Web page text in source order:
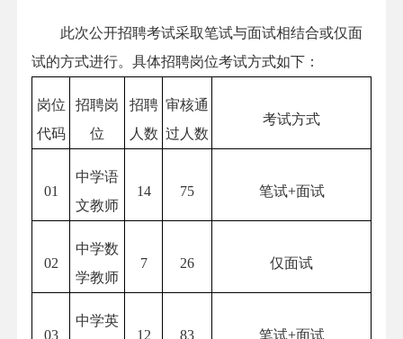
此次公开招聘考试采取笔试与面试相结合或仅面
试的方式进行。具体招聘岗位考试方式如下：
岗位
代码
招聘岗
位
招聘
人数
审核通
过人数
考试方式
01
中学语
文教师
14 75 笔试+面试
02
中学数
学教师
7 26 仅面试
03
中学英
12 83 笔试+面试